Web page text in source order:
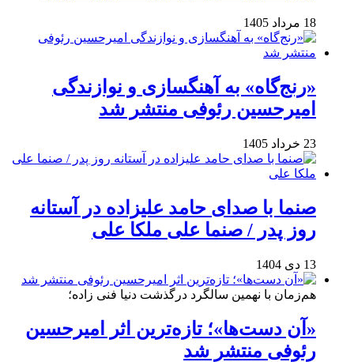
18 مرداد 1405
«رنج‌گاه» به آهنگسازی و نوازندگی
امیرحسین رئوفی منتشر شد
23 خرداد 1405
صنما با صدای حامد علیزاده در آستانه
روز پدر / صنما علی ملکا علی
13 دی 1404
هم‌زمان با نهمین سالگرد درگذشت دنیا فنی زاده؛
«آن دست‌ها»؛ تازه‌ترین اثر امیرحسین
رئوفی منتشر شد